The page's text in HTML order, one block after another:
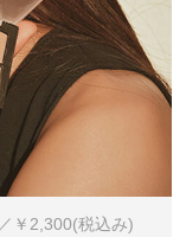
￥2,300(税込み)